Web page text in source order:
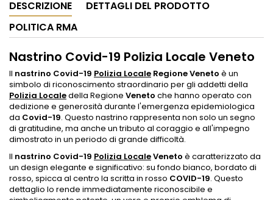
DESCRIZIONE
DETTAGLI DEL PRODOTTO
POLITICA RMA
Nastrino Covid-19 Polizia Locale Veneto
Il nastrino Covid-19 Polizia Locale Regione Veneto è un
simbolo di riconoscimento straordinario per gli addetti della
Polizia Localedella Regione Veneto che hanno operato con
dedizione e generosità durante l'emergenza epidemiologica
da Covid-19. Questo nastrino rappresenta non solo un segno
di gratitudine, ma anche un tributo al coraggio e all'impegno
dimostrato in un periodo di grande difficoltà.
Il nastrino Covid-19 Polizia LocaleVeneto è caratterizzato da
un design elegante e significativo: su fondo bianco, bordato di
rosso, spicca al centro la scritta in rosso COVID-19. Questo
dettaglio lo rende immediatamente riconoscibile e